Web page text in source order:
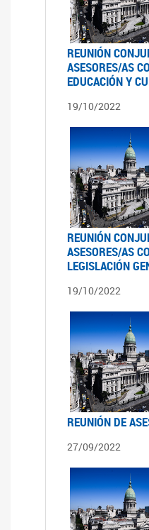
REUNIÓN
ASESORES/AS
EDUCACIÓN Y
19/10/2022
REUNIÓN
ASESORES/AS
LEGISLACIÓN
19/10/2022
REUNIÓN DE
27/09/2022